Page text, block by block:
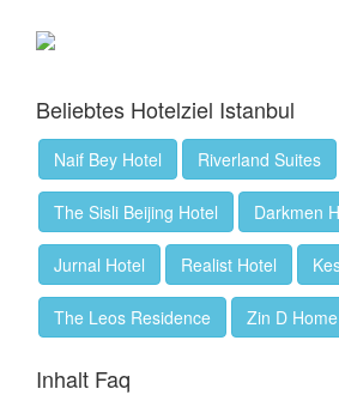
Beliebtes Hotelziel Istanbul
Naif Bey Hotel Riverland Suites
The Sisli Beijing Hotel Darkmen
Jurnal Hotel Realist Hotel
The Leos Residence Zin D
Inhalt Faq